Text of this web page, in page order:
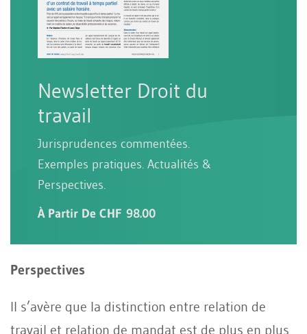
Newsletter Droit du
travail
Jurisprudences commentées.
Exemples pratiques. Actualités &
Perspectives.
À Partir De CHF 98.00
Perspectives
Il s’avère que la distinction entre relation de
travail et relation de mandat est de plus en plus